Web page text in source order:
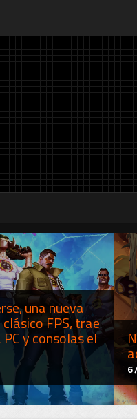
una nueva
FPS, trae
y consolas el
6